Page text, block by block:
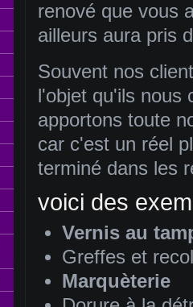
renové que vous
ailleurs aura pris
Souvent nos
l'objet qu'ils nous
apportons toute
car c'est un réel
terminé dans les
voici des
Vernis au
Greffes et
Marquèterie